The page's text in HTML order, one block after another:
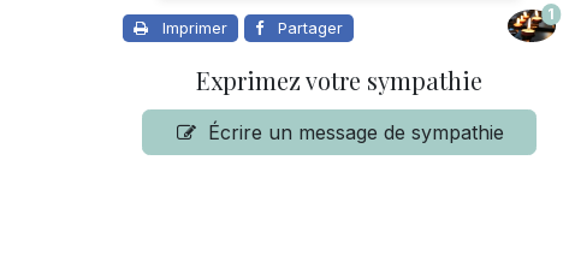
Imprimer Partager
1
Exprimez votre sympathie
Écrire un message de sympathie